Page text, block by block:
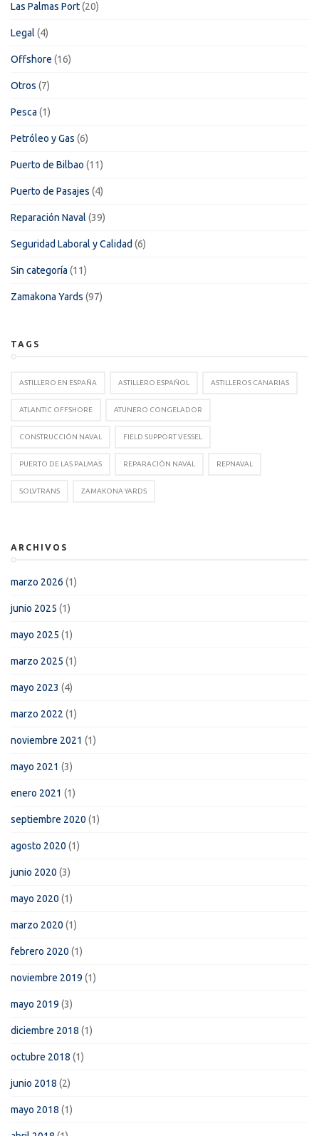
Las Palmas Port(20)
Legal (4)
Offshore (16)
Otros (7)
Pesca (1)
Petróleo y Gas (6)
Puerto de Bilbao (11)
Puerto de Pasajes (4)
Reparación Naval (39)
Seguridad Laboral y Calidad (6)
Sin categoría (11)
Zamakona Yards (97)
TAGS
ASTILLERO EN ESPAÑA ASTILLERO ESPAÑOL ASTILLEROS CANARIAS
ATLANTIC OFFSHORE ATUNERO CONGELADOR
CONSTRUCCIÓN NAVAL FIELD SUPPORT VESSEL
PUERTO DE LAS PALMAS REPARACIÓN NAVAL REPNAVAL
SOLVTRANS ZAMAKONA YARDS
ARCHIVOS
marzo 2026 (1)
junio 2025 (1)
mayo 2025 (1)
marzo 2025 (1)
mayo 2023 (4)
marzo 2022 (1)
noviembre 2021 (1)
mayo 2021 (3)
enero 2021 (1)
septiembre 2020 (1)
agosto 2020 (1)
junio 2020 (3)
mayo 2020 (1)
marzo 2020 (1)
febrero 2020 (1)
noviembre 2019 (1)
mayo 2019 (3)
diciembre 2018 (1)
octubre 2018 (1)
junio 2018 (2)
mayo 2018 (1)